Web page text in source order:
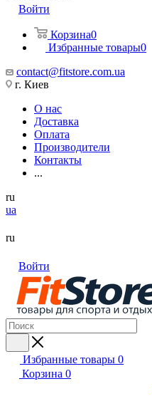
Войти
Корзина0
Избранные товары0
contact@fitstore.com.ua
г. Киев
О нас
Доставка
Оплата
Производители
Контакты
...
ru
ua
ru
Войти
Избранные товары 0
Корзина 0